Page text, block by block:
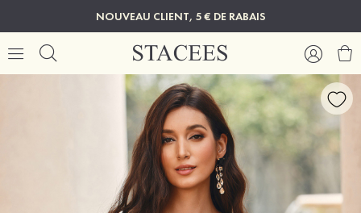
NOUVEAU CLIENT, 5 € DE RABAIS